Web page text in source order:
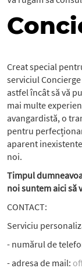
Creat special
serviciul
astfel încât să vă
mai multe
avangardistă, o
pentru
aparent
noi.
Timpul
noi suntem aici să
CONTACT:
Serviciu
- numărul de
- adresa de mail: